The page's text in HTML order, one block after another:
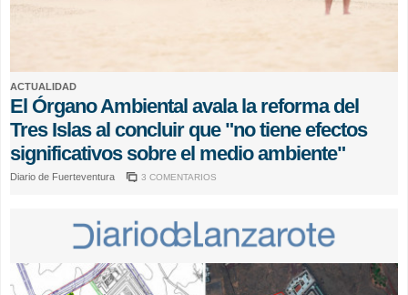
ACTUALIDAD
El Órgano Ambiental avala la reforma del
Tres Islas al concluir que "no tiene efectos
significativos sobre el medio ambiente"
Diario de Fuerteventura 3 COMENTARIOS